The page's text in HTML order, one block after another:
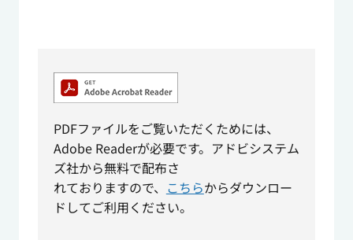
PDFファイルをご覧いただくためには、
Adobe Readerが必要です。アドビシステム
ズ社から無料で配布さ
れておりますので、 こちらからダウンロー
ドしてご利用ください。